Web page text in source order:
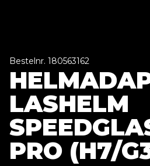
Bestelnr. 180563162
LASHELM
PRO (H7/